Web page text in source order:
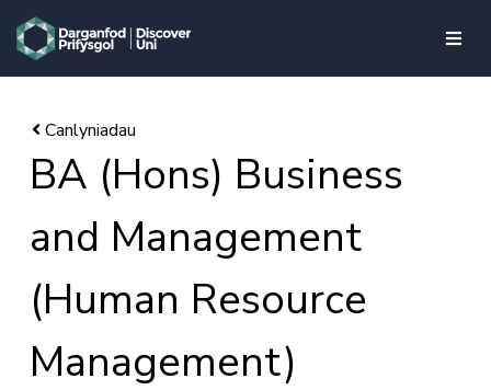
skip to main content
BA (Hons) Business
and Management
(Human Resource
Management)